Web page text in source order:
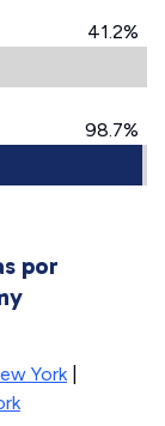
41.2%
98.7%
por
York|